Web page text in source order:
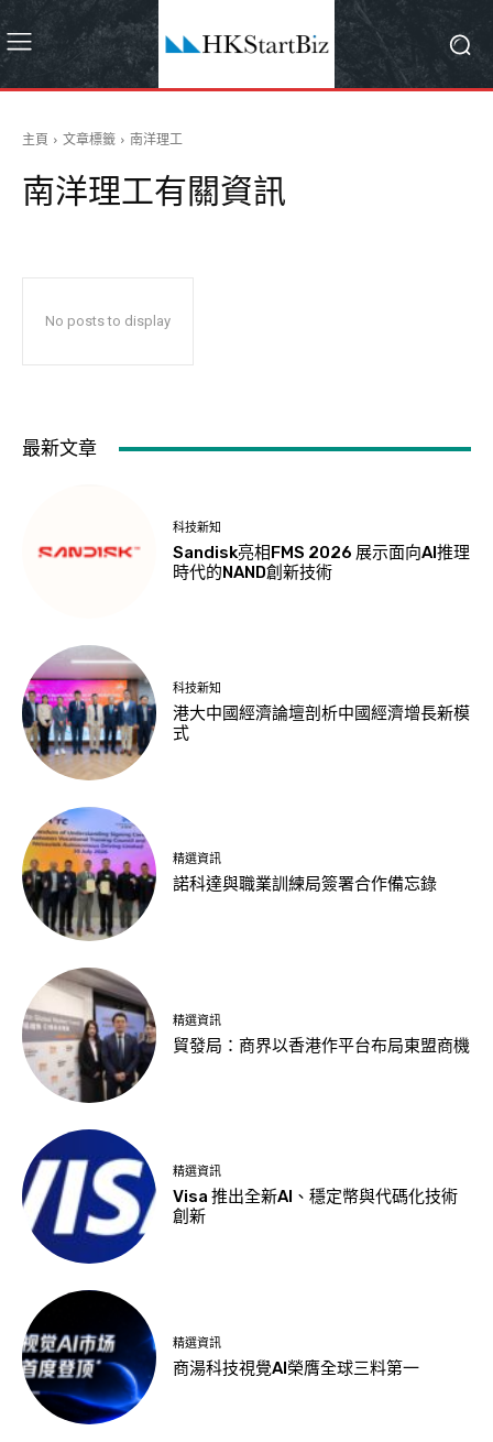
主頁 文章標籤 南洋理工
南洋理工有關資訊
No posts to display
最新文章
科技新知
Sandisk亮相FMS 2026 展示面向AI推理
時代的NAND創新技術
科技新知
港大中國經濟論壇剖析中國經濟增長新模
式
精選資訊
諾科達與職業訓練局簽署合作備忘錄
精選資訊
貿發局：商界以香港作平台布局東盟商機
精選資訊
Visa 推出全新AI、穩定幣與代碼化技術
創新
精選資訊
商湯科技視覺AI榮膺全球三料第一